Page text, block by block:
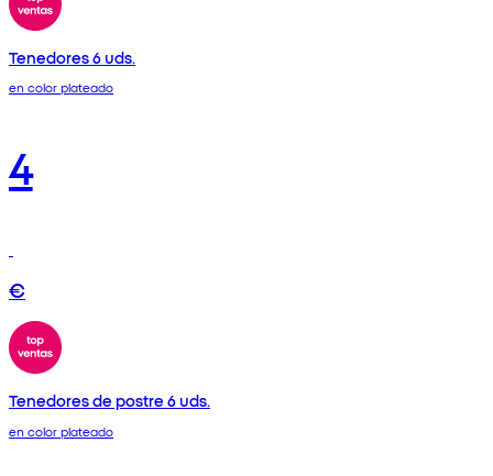
Tenedores 6 uds.
en color plateado
4
€
Tenedores de postre 6 uds.
en color plateado